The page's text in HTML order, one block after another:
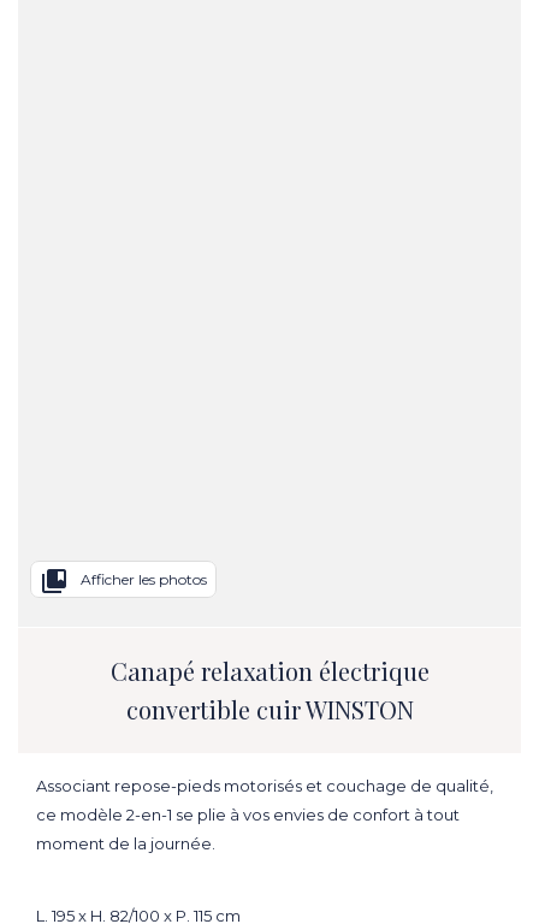
collections_bookmark Afficher les photos
Canapé relaxation électrique
convertible cuir WINSTON
Associant repose-pieds motorisés et couchage de qualité,
ce modèle 2-en-1 se plie à vos envies de confort à tout
moment de la journée.
L. 195 x H. 82/100 x P. 115 cm